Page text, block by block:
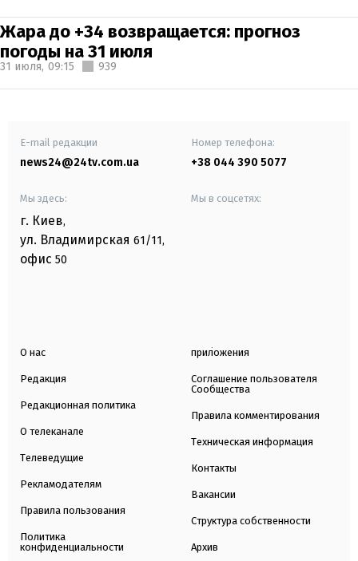
Жара до +34 возвращается: прогноз
погоды на 31 июля
31 июля, 09:15 939
E-mail редакции
news24@24tv.com.ua
Номер телефона:
+38 044 390 5077
Мы здесь:
г. Киев,
ул. Владимирская 61/11,
офис 50
Мы в соцсетях:
О нас
Редакция
Редакционная политика
О телеканале
Телеведущие
Рекламодателям
Правила пользования
Политика
конфиденциальности
приложения
Соглашение пользователя
Сообщества
Правила комментирования
Техническая информация
Контакты
Вакансии
Структура собственности
Архив